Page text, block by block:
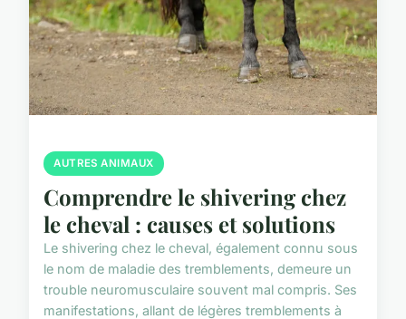
AUTRES ANIMAUX
Comprendre le shivering chez
le cheval : causes et solutions
Le shivering chez le cheval, également connu sous
le nom de maladie des tremblements, demeure un
trouble neuromusculaire souvent mal compris. Ses
manifestations, allant de légères tremblements à